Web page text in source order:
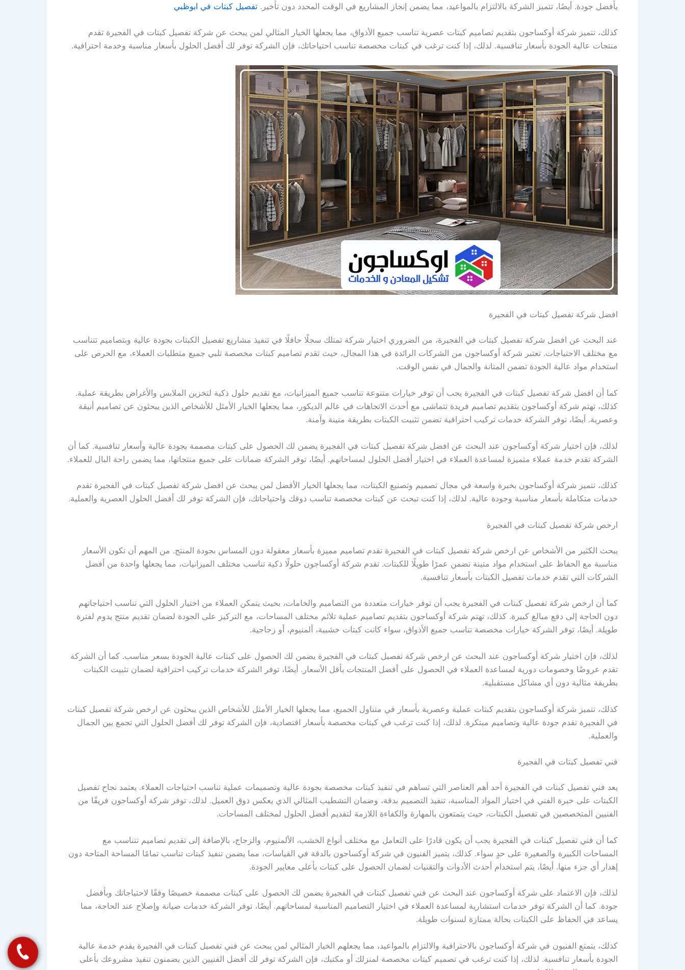
بأفضل جودة. أيضًا، تتميز الشركة بالالتزام بالمواعيد، مما يضمن إنجاز المشاريع في الوقت المحدد دون تأخير. تفصيل كبتات في ابوظبي
كذلك، تتميز شركة أوكساجون بتقديم تصاميم كبتات عصرية تناسب جميع الأذواق، مما يجعلها الخيار المثالي لمن يبحث عن شركة تفصيل كبتات في الفجيرة تقدم
منتجات عالية الجودة بأسعار تنافسية. لذلك، إذا كنت ترغب في كبتات مخصصة تناسب احتياجاتك، فإن الشركة توفر لك أفضل الحلول بأسعار مناسبة وخدمة احترافية.
افضل شركة تفصيل كبتات في الفجيرة
عند البحث عن افضل شركة تفصيل كبتات في الفجيرة، من الضروري اختيار شركة تمتلك سجلًا حافلًا في تنفيذ مشاريع تفصيل الكبتات بجودة عالية وبتصاميم تتناسب
مع مختلف الاحتياجات. تعتبر شركة أوكساجون من الشركات الرائدة في هذا المجال، حيث تقدم تصاميم كبتات مخصصة تلبي جميع متطلبات العملاء، مع الحرص على
استخدام مواد عالية الجودة تضمن المتانة والجمال في نفس الوقت.
كما أن افضل شركة تفصيل كبتات في الفجيرة يجب أن توفر خيارات متنوعة تناسب جميع الميزانيات، مع تقديم حلول ذكية لتخزين الملابس والأغراض بطريقة عملية.
كذلك، تهتم شركة أوكساجون بتقديم تصاميم فريدة تتماشى مع أحدث الاتجاهات في عالم الديكور، مما يجعلها الخيار الأمثل للأشخاص الذين يبحثون عن تصاميم أنيقة
وعصرية. أيضًا، توفر الشركة خدمات تركيب احترافية تضمن تثبيت الكبتات بطريقة متينة وآمنة.
لذلك، فإن اختيار شركة أوكساجون عند البحث عن افضل شركة تفصيل كبتات في الفجيرة يضمن لك الحصول على كبتات مصممة بجودة عالية وأسعار تنافسية. كما أن
الشركة تقدم خدمة عملاء متميزة لمساعدة العملاء في اختيار أفضل الحلول لمساحاتهم. أيضًا، توفر الشركة ضمانات على جميع منتجاتها، مما يضمن راحة البال للعملاء.
كذلك، تتميز شركة أوكساجون بخبرة واسعة في مجال تصميم وتصنيع الكبتات، مما يجعلها الخيار الأفضل لمن يبحث عن افضل شركة تفصيل كبتات في الفجيرة تقدم
خدمات متكاملة بأسعار مناسبة وجودة عالية. لذلك، إذا كنت تبحث عن كبتات مخصصة تناسب ذوقك واحتياجاتك، فإن الشركة توفر لك أفضل الحلول العصرية والعملية.
ارخص شركة تفصيل كبتات في الفجيرة
يبحث الكثير من الأشخاص عن ارخص شركة تفصيل كبتات في الفجيرة تقدم تصاميم مميزة بأسعار معقولة دون المساس بجودة المنتج. من المهم أن تكون الأسعار
مناسبة مع الحفاظ على استخدام مواد متينة تضمن عمرًا طويلًا للكبتات. تقدم شركة أوكساجون حلولًا ذكية تناسب مختلف الميزانيات، مما يجعلها واحدة من أفضل
الشركات التي تقدم خدمات تفصيل الكبتات بأسعار تنافسية.
كما أن ارخص شركة تفصيل كبتات في الفجيرة يجب أن توفر خيارات متعددة من التصاميم والخامات، بحيث يتمكن العملاء من اختيار الحلول التي تناسب احتياجاتهم
دون الحاجة إلى دفع مبالغ كبيرة. كذلك، تهتم شركة أوكساجون بتقديم تصاميم عملية تلائم مختلف المساحات، مع التركيز على الجودة لضمان تقديم منتج يدوم لفترة
طويلة. أيضًا، توفر الشركة خيارات مخصصة تناسب جميع الأذواق، سواء كانت كبتات خشبية، ألمنيوم، أو زجاجية.
لذلك، فإن اختيار شركة أوكساجون عند البحث عن ارخص شركة تفصيل كبتات في الفجيرة يضمن لك الحصول على كبتات عالية الجودة بسعر مناسب. كما أن الشركة
تقدم عروضًا وخصومات دورية لمساعدة العملاء في الحصول على أفضل المنتجات بأقل الأسعار. أيضًا، توفر الشركة خدمات تركيب احترافية لضمان تثبيت الكبتات
بطريقة مثالية دون أي مشاكل مستقبلية.
كذلك، تتميز شركة أوكساجون بتقديم كبتات عملية وعصرية بأسعار في متناول الجميع، مما يجعلها الخيار الأمثل للأشخاص الذين يبحثون عن ارخص شركة تفصيل كبتات
في الفجيرة تقدم جودة عالية وتصاميم مبتكرة. لذلك، إذا كنت ترغب في كبتات مخصصة بأسعار اقتصادية، فإن الشركة توفر لك أفضل الحلول التي تجمع بين الجمال
والعملية.
فني تفصيل كبتات في الفجيرة
يعد فني تفصيل كبتات في الفجيرة أحد أهم العناصر التي تساهم في تنفيذ كبتات مخصصة بجودة عالية وتصميمات عملية تناسب احتياجات العملاء. يعتمد نجاح تفصيل
الكبتات على خبرة الفني في اختيار المواد المناسبة، تنفيذ التصميم بدقة، وضمان التشطيب المثالي الذي يعكس ذوق العميل. لذلك، توفر شركة أوكساجون فريقًا من
الفنيين المتخصصين في تفصيل الكبتات، حيث يتمتعون بالمهارة والكفاءة اللازمة لتقديم أفضل الحلول لمختلف المساحات.
كما أن فني تفصيل كبتات في الفجيرة يجب أن يكون قادرًا على التعامل مع مختلف أنواع الخشب، الألمنيوم، والزجاج، بالإضافة إلى تقديم تصاميم تتناسب مع
المساحات الكبيرة والصغيرة على حدٍ سواء. كذلك، يتميز الفنيون في شركة أوكساجون بالدقة في القياسات، مما يضمن تنفيذ كبتات تناسب تمامًا المساحة المتاحة دون
إهدار أي جزء منها. أيضًا، يتم استخدام أحدث الأدوات والتقنيات لضمان الحصول على كبتات بأعلى معايير الجودة.
لذلك، فإن الاعتماد على شركة أوكساجون عند البحث عن فني تفصيل كبتات في الفجيرة يضمن لك الحصول على كبتات مصممة خصيصًا وفقًا لاحتياجاتك وبأفضل
جودة. كما أن الشركة توفر خدمات استشارية لمساعدة العملاء في اختيار التصاميم المناسبة لمساحاتهم. أيضًا، توفر الشركة خدمات صيانة وإصلاح عند الحاجة، مما
يساعد في الحفاظ على الكبتات بحالة ممتازة لسنوات طويلة.
كذلك، يتمتع الفنيون في شركة أوكساجون بالاحترافية والالتزام بالمواعيد، مما يجعلهم الخيار المثالي لمن يبحث عن فني تفصيل كبتات في الفجيرة يقدم خدمة عالية
الجودة بأسعار تنافسية. لذلك، إذا كنت ترغب في تصميم كبتات مخصصة لمنزلك أو مكتبك، فإن الشركة توفر لك أفضل الفنيين الذين يضمنون تنفيذ مشروعك بأعلى